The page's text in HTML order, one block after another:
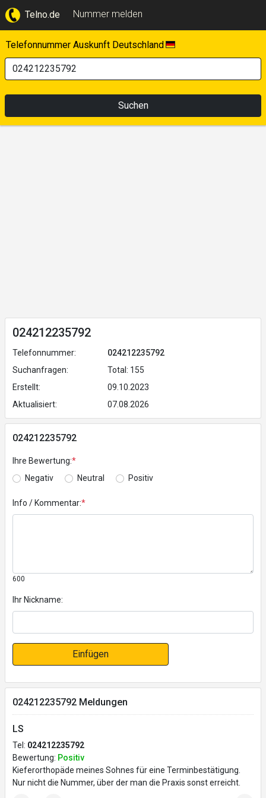
Telno.de Nummer melden
Telefonnummer Auskunft Deutschland
Suchen
024212235792
Telefonnummer:
024212235792
Suchanfragen:
Total: 155
Erstellt:
09.10.2023
Aktualisiert:
07.08.2026
024212235792
Ihre Bewertung:*
Negativ
Neutral Positiv
Info / Kommentar:*
600
Ihr Nickname:
Einfügen
024212235792 Meldungen
LS
Tel: 024212235792
Bewertung: Positiv
Kieferorthopäde meines Sohnes für eine Terminbestätigung.
Nur nicht die Nummer, über der man die Praxis sonst erreicht.